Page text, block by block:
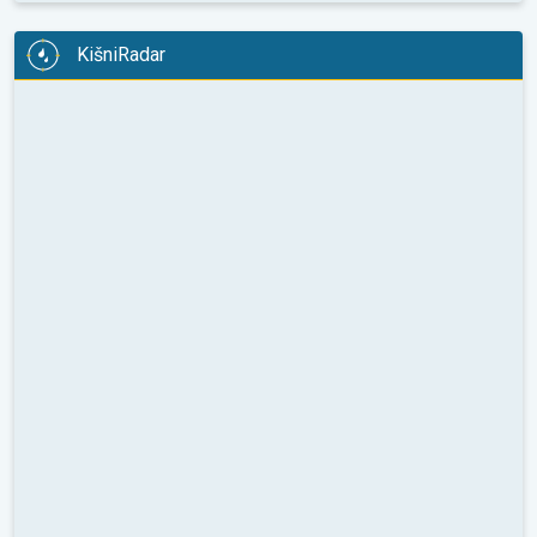
KišniRadar